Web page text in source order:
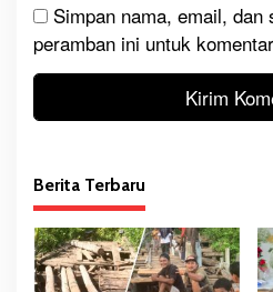
Simpan nama, email,
peramban ini untuk
Berita Terbaru